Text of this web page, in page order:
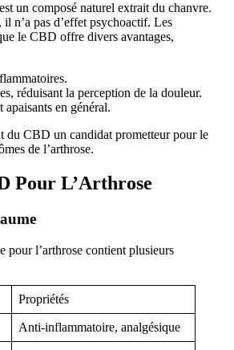
un composé naturel extrait du chanvre.
n’a pas d’effet psychoactif. Les
le CBD offre divers avantages,
réduisant la perception de la douleur.
apaisants en général.
du CBD un candidat prometteur pour le
de l’arthrose.
Pour L’Arthrose
l’arthrose contient plusieurs
Propriétés
Anti-inflammatoire, analgésique